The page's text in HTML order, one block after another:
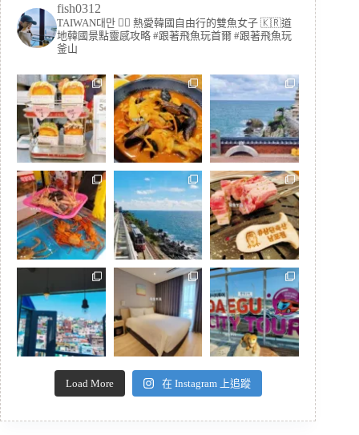
fish0312
TAIWAN대만 🏳️‍🌈 熱愛韓國自由行的雙魚女子 🇰🇷道
地韓國景點靈感攻略 #跟著飛魚玩首爾 #跟著飛魚玩
釜山
Load More 在 Instagram 上追蹤